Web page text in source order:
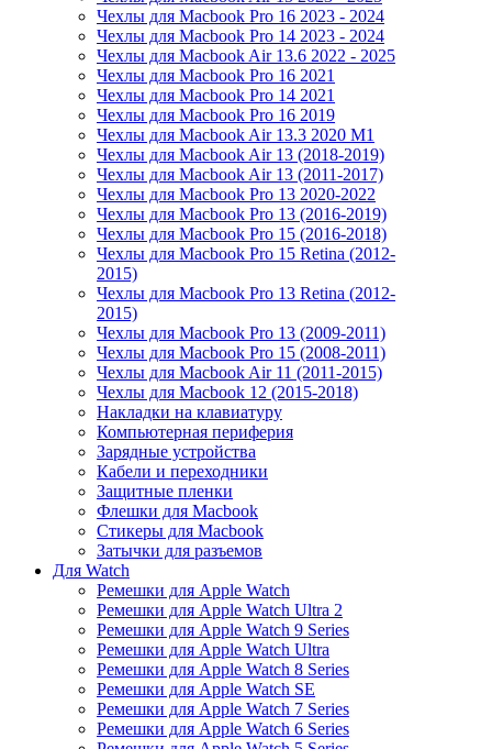
Чехлы для Macbook Pro 16 2023 - 2024
Чехлы для Macbook Pro 14 2023 - 2024
Чехлы для Macbook Air 13.6 2022 - 2025
Чехлы для Macbook Pro 16 2021
Чехлы для Macbook Pro 14 2021
Чехлы для Macbook Pro 16 2019
Чехлы для Macbook Air 13.3 2020 M1
Чехлы для Macbook Air 13 (2018-2019)
Чехлы для Macbook Air 13 (2011-2017)
Чехлы для Macbook Pro 13 2020-2022
Чехлы для Macbook Pro 13 (2016-2019)
Чехлы для Macbook Pro 15 (2016-2018)
Чехлы для Macbook Pro 15 Retina (2012-
2015)
Чехлы для Macbook Pro 13 Retina (2012-
2015)
Чехлы для Macbook Pro 13 (2009-2011)
Чехлы для Macbook Pro 15 (2008-2011)
Чехлы для Macbook Air 11 (2011-2015)
Чехлы для Macbook 12 (2015-2018)
Накладки на клавиатуру
Компьютерная периферия
Зарядные устройства
Кабели и переходники
Защитные пленки
Флешки для Macbook
Стикеры для Macbook
Затычки для разъемов
Для Watch
Ремешки для Apple Watch
Ремешки для Apple Watch Ultra 2
Ремешки для Apple Watch 9 Series
Ремешки для Apple Watch Ultra
Ремешки для Apple Watch 8 Series
Ремешки для Apple Watch SE
Ремешки для Apple Watch 7 Series
Ремешки для Apple Watch 6 Series